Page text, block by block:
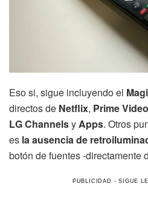
Eso si, sigue incluyendo el
directos de Netflix, PrimeVideo
LG ChannelsyApps. Otros
es la ausencia de
botón de fuentes -directamente